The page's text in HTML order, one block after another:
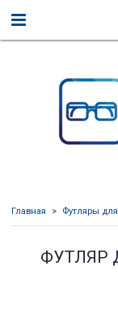
Главная Футляры
ФУТЛЯР